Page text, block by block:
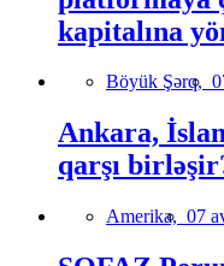
kapitalına
Böyük Şərq,
Ankara,
qarşı
Amerika, 07